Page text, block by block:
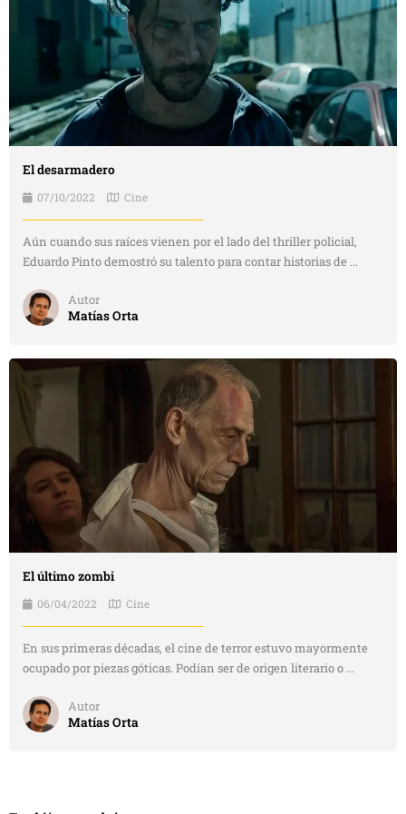
El desarmadero
07/10/2022 Cine
Aún cuando sus raíces vienen por el lado del thriller policial,
Eduardo Pinto demostró su talento para contar historias de ...
Autor
Matías Orta
El último zombi
06/04/2022 Cine
En sus primeras décadas, el cine de terror estuvo mayormente
ocupado por piezas góticas. Podían ser de origen literario o ...
Autor
Matías Orta